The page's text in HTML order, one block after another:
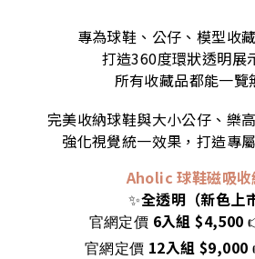
專為球鞋、公仔、模型收
打造360度環狀透明展
所有收藏品都能一覽
完美收納球鞋與大小公仔、樂
強化視覺統一效果，打造專
Aholic 球鞋磁吸收
✨全透明（新色上
官網定價 6入組 $4,500
官網定價 12入組 $9,000